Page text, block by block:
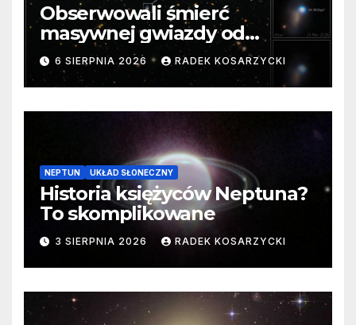
Obserwowali śmierć
masywnej gwiazdy od
samego początku. Niezwykle
cenne dane
6 SIERPNIA 2026 RADEK KOSARZYCKI
NEPTUN UKŁAD SŁONECZNY
Historia księżyców Neptuna?
To skomplikowane
3 SIERPNIA 2026 RADEK KOSARZYCKI